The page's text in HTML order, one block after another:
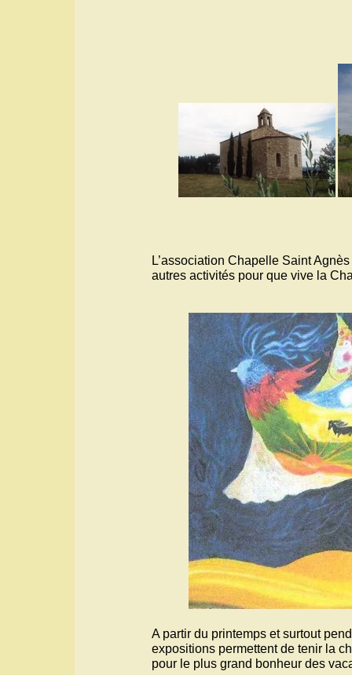
L’association Chapelle Saint
autres activités pour que vive la
A partir du printemps et surtout
expositions permettent de tenir la
pour le plus grand bonheur des